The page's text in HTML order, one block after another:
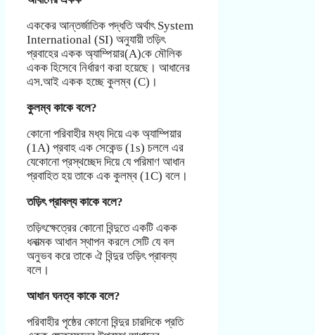
এককের আন্তর্জাতিক পদ্ধতি অর্থাৎ System
International (SI) অনুযায়ী তড়িৎ
প্রবাহের একক অ্যাম্পিয়ার(A)কে মৌলিক
একক হিসেবে নির্ধারণ করা হয়েছে। আধানের
এস.আই একক হচ্ছে কুলম্ব (C)।
কুলম্বকাকে বলে?
কোনো পরিবাহীর মধ্য দিয়ে এক অ্যাম্পিয়ার
(1A) প্রবাহ এক সেকেন্ড (1s) চললে এর
যেকোনো প্রস্থচ্ছেদ দিয়ে যে পরিমাণ আধান
প্রবাহিত হয় তাকে এক কুলম্ব (1C) বলে।
তড়িৎ প্রাবল্যকাকে বলে?
তড়িৎক্ষেত্রের কোনো বিন্দুতে একটি একক
ধনাত্মক আধান স্থাপন করলে সেটি যে বল
অনুভব করে তাকে ঐ বিন্দুর তড়িৎ প্রাবল্য
বলে।
আধান ঘনত্বকাকে বলে?
পরিবাহীর পৃষ্ঠের কোনো বিন্দুর চারদিকে প্রতি